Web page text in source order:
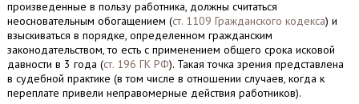
произведенные в пользу работника, должны считаться
неосновательным обогащением (ст. 1109 Гражданского кодекса) и
взыскиваться в порядке, определенном гражданским
законодательством, то есть с применением общего срока исковой
давности в 3 года (ст. 196 ГК РФ). Такая точка зрения представлена
в судебной практике (в том числе в отношении случаев, когда к
переплате привели неправомерные действия работников).